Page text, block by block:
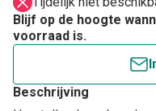
Blijf op de hoogte
voorraad is.
Beschrijving